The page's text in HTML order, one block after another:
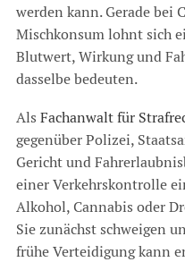
werden kann. Gerade bei
Mischkonsum lohnt sich
Blutwert, Wirkung und
dasselbe bedeuten.
Als Fachanwalt für
gegenüber Polizei,
Gericht und
einer Verkehrskontrolle
Alkohol, Cannabis oder
Sie zunächst schweigen
frühe Verteidigung kann